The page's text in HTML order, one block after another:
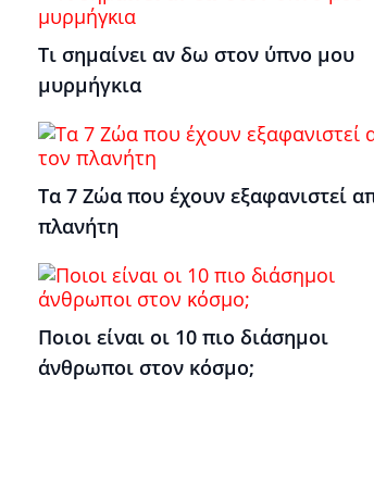
Τι σημαίνει αν δω στον ύπνο μου
μυρμήγκια
Τα 7 Ζώα που έχουν εξαφανιστεί
πλανήτη
Ποιοι είναι οι 10 πιο διάσημοι
άνθρωποι στον κόσμο;